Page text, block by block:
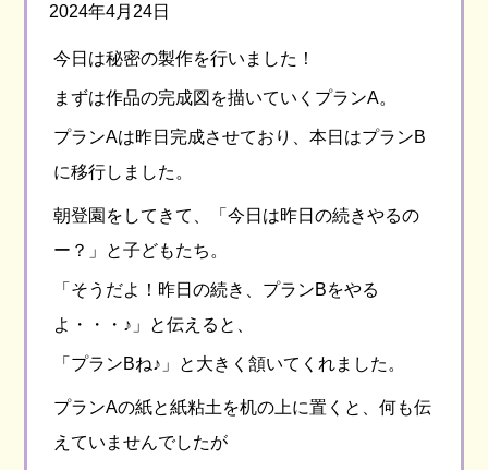
2024年4月24日
今日は秘密の製作を行いました！
まずは作品の完成図を描いていくプランA。
プランAは昨日完成させており、本日はプランB
に移行しました。
朝登園をしてきて、「今日は昨日の続きやるの
ー？」と子どもたち。
「そうだよ！昨日の続き、プランBをやる
よ・・・♪」と伝えると、
「プランBね♪」と大きく頷いてくれました。
プランAの紙と紙粘土を机の上に置くと、何も伝
えていませんでしたが